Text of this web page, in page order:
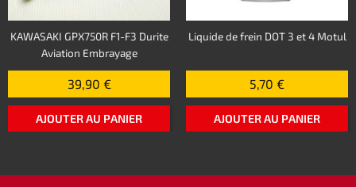
KAWASAKI GPX750R F1-F3 Durite
Aviation Embrayage
39,90 €
AJOUTER AU PANIER
Liquide de frein DOT 3 et 4 Motul
5,70 €
AJOUTER AU PANIER